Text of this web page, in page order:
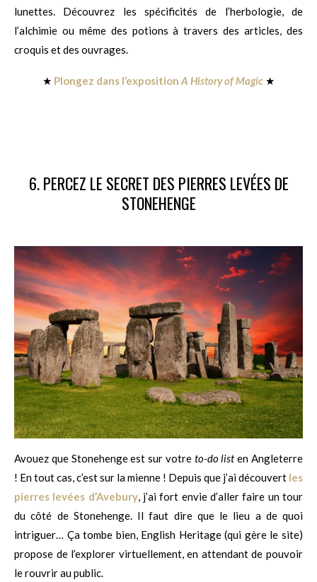
lunettes. Découvrez les spécificités de l’herbologie, de
l’alchimie ou même des potions à travers des articles, des
croquis et des ouvrages.
★ Plongez dans l’exposition A History of Magic ★
6. PERCEZ LE SECRET DES PIERRES LEVÉES DE
STONEHENGE
Avouez que Stonehenge est sur votre to-do listen Angleterre
! En tout cas, c’est sur la mienne ! Depuis que j’ai découvert les
pierres levées d’Avebury, j’ai fort envie d’aller faire un tour
du côté de Stonehenge. Il faut dire que le lieu a de quoi
intriguer… Ça tombe bien, English Heritage (qui gère le site)
propose de l’explorer virtuellement, en attendant de pouvoir
le rouvrir au public.